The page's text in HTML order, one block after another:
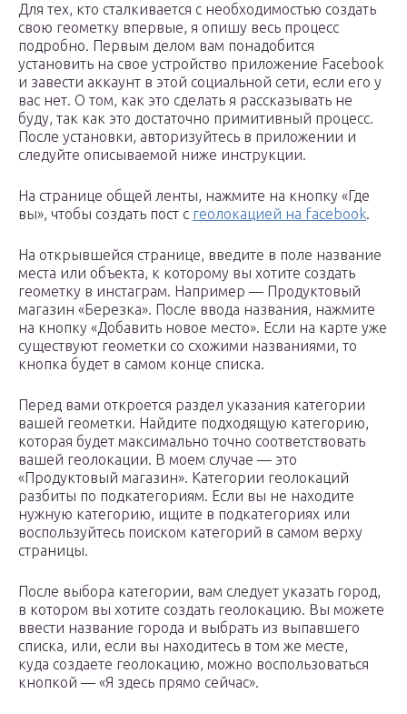
Для тех, кто сталкивается с необходимостью создать
свою геометку впервые, я опишу весь процесс
подробно. Первым делом вам понадобится
установить на свое устройство приложение Facebook
и завести аккаунт в этой социальной сети, если его у
вас нет. О том, как это сделать я рассказывать не
буду, так как это достаточно примитивный процесс.
После установки, авторизуйтесь в приложении и
следуйте описываемой ниже инструкции.
На странице общей ленты, нажмите на кнопку «Где
вы», чтобы создать пост с геолокацией на facebook.
На открывшейся странице, введите в поле название
места или объекта, к которому вы хотите создать
геометку в инстаграм. Например — Продуктовый
магазин «Березка». После ввода названия, нажмите
на кнопку «Добавить новое место». Если на карте уже
существуют геометки со схожими названиями, то
кнопка будет в самом конце списка.
Перед вами откроется раздел указания категории
вашей геометки. Найдите подходящую категорию,
которая будет максимально точно соответствовать
вашей геолокации. В моем случае — это
«Продуктовый магазин». Категории геолокаций
разбиты по подкатегориям. Если вы не находите
нужную категорию, ищите в подкатегориях или
воспользуйтесь поиском категорий в самом верху
страницы.
После выбора категории, вам следует указать город,
в котором вы хотите создать геолокацию. Вы можете
ввести название города и выбрать из выпавшего
списка, или, если вы находитесь в том же месте,
куда создаете геолокацию, можно воспользоваться
кнопкой — «Я здесь прямо сейчас».